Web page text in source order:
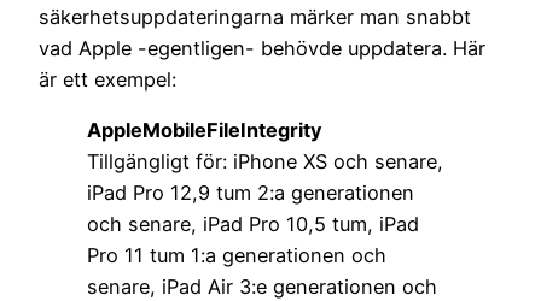
säkerhetsuppdateringarna märker man snabbt
vad Apple -egentligen- behövde uppdatera. Här
är ett exempel:
AppleMobileFileIntegrity
Tillgängligt för: iPhone XS och senare,
iPad Pro 12,9 tum 2:a generationen
och senare, iPad Pro 10,5 tum, iPad
Pro 11 tum 1:a generationen och
senare, iPad Air 3:e generationen och